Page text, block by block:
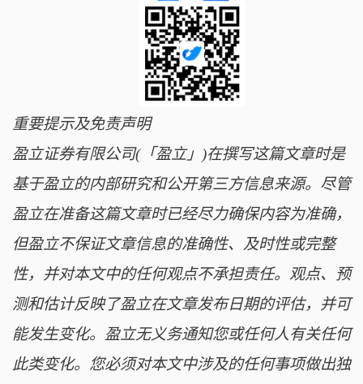
重要提示及免责声明
盈立证券有限公司(「盈立」)在撰写这篇文章时是
基于盈立的内部研究和公开第三方信息来源。尽管
盈立在准备这篇文章时已经尽力确保内容为准确，
但盈立不保证文章信息的准确性、及时性或完整
性，并对本文中的任何观点不承担责任。观点、预
测和估计反映了盈立在文章发布日期的评估，并可
能发生变化。盈立无义务通知您或任何人有关任何
此类变化。您必须对本文中涉及的任何事项做出独